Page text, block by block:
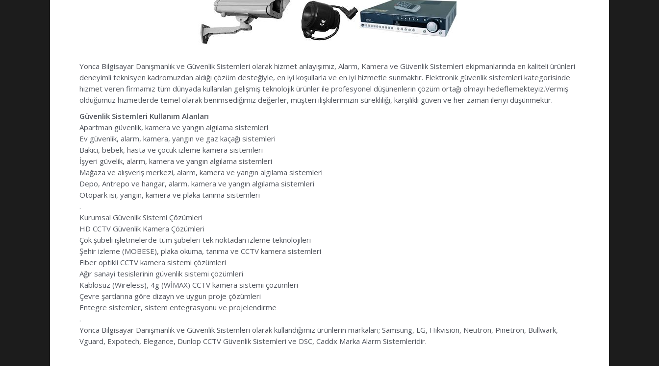
Yonca Bilgisayar Danışmanlık ve Güvenlik Sistemleri olarak hizmet anlayışımız, Alarm, Kamera ve Güvenlik Sistemleri ekipmanlarında en kaliteli ürünleri
deneyimli teknisyen kadromuzdan aldığı çözüm desteğiyle, en iyi koşullarla ve en iyi hizmetle sunmaktır. Elektronik güvenlik sistemleri kategorisinde
hizmet veren firmamız tüm dünyada kullanılan gelişmiş teknolojik ürünler ile profesyonel düşünenlerin çözüm ortağı olmayı hedeflemekteyiz.Vermiş
olduğumuz hizmetlerde temel olarak benimsediğimiz değerler, müşteri ilişkilerimizin sürekliliği, karşılıklı güven ve her zaman ileriyi düşünmektir.
Güvenlik Sistemleri Kullanım Alanları
Apartman güvenlik, kamera ve yangın algılama sistemleri
Ev güvenlik, alarm, kamera, yangın ve gaz kaçağı sistemleri
Bakıcı, bebek, hasta ve çocuk izleme kamera sistemleri
İşyeri güvelik, alarm, kamera ve yangın algılama sistemleri
Mağaza ve alışveriş merkezi, alarm, kamera ve yangın algılama sistemleri
Depo, Antrepo ve hangar, alarm, kamera ve yangın algılama sistemleri
Otopark ısı, yangın, kamera ve plaka tanıma sistemleri
.
Kurumsal Güvenlik Sistemi Çözümleri
HD CCTV Güvenlik Kamera Çözümleri
Çok şubeli işletmelerde tüm şubeleri tek noktadan izleme teknolojileri
Şehir izleme (MOBESE), plaka okuma, tanıma ve CCTV kamera sistemleri
Fiber optikli CCTV kamera sistemi çözümleri
Ağır sanayi tesislerinin güvenlik sistemi çözümleri
Kablosuz (Wireless), 4g (WİMAX) CCTV kamera sistemi çözümleri
Çevre şartlarına göre dizayn ve uygun proje çözümleri
Entegre sistemler, sistem entegrasyonu ve projelendirme
.
Yonca Bilgisayar Danışmanlık ve Güvenlik Sistemleri olarak kullandığımız ürünlerin markaları; Samsung, LG, Hikvision, Neutron, Pinetron, Bullwark,
Vguard, Expotech, Elegance, Dunlop CCTV Güvenlik Sistemleri ve DSC, Caddx Marka Alarm Sistemleridir.